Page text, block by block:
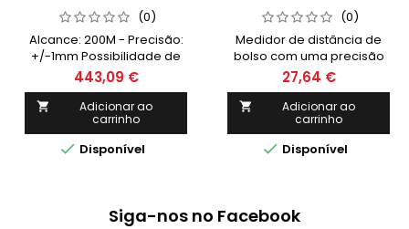
(0)
Alcance: 200M - Precisão:
+/-1mm Possibilidade de
uso no exterior - Função
zoom da câmara
incorporada para ver a
longas distâncias 20
funções aplicação
condução versatilidade
443,09 €

Adicionar ao
carrinho
 Disponível
(0)
Medidor de distância de
bolso com uma precisão
de +/- 6mm @ 9m. O
design compacto e leve
permite armazenar o
medidor de distância no
bolso Alcance: 9m, facilita o
trabalho de medição
apontar, clicar e medir
27,64 €

Adicionar ao
carrinho
 Disponível
Siga-nos no Facebook